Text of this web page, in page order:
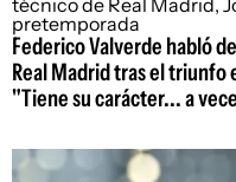
Federico Valverde habló
Real Madrid tras el triunfo
"Tiene su carácter... a